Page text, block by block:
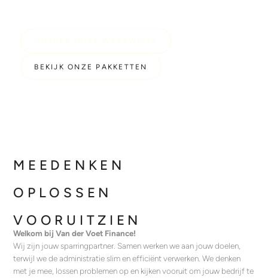
BEKIJK ONZE PAKKETTEN
MEEDENKEN
OPLOSSEN
VOORUITZIEN
Welkom bij Van der Voet Finance!
Wij zijn jouw sparringpartner. Samen werken we aan jouw doelen,
terwijl we de administratie slim en efficiënt verwerken. We denken
met je mee, lossen problemen op en kijken vooruit om jouw bedrijf te